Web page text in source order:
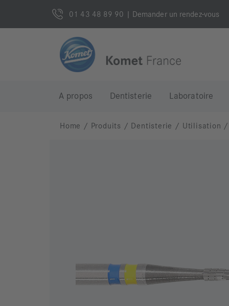
01 43 48 89 90 | Demander un rendez-vous
A propos Dentisterie Laboratoire
Home / Produits / Dentisterie / Utilisation /